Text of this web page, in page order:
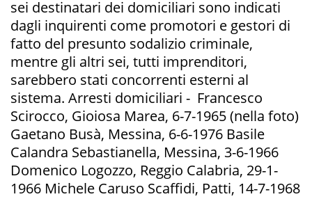
sei destinatari dei domiciliari sono indicati
dagli inquirenti come promotori e gestori di
fatto del presunto sodalizio criminale,
mentre gli altri sei, tutti imprenditori,
sarebbero stati concorrenti esterni al
sistema. Arresti domiciliari - Francesco
Scirocco, Gioiosa Marea, 6-7-1965 (nella foto)
Gaetano Busà, Messina, 6-6-1976 Basile
Calandra Sebastianella, Messina, 3-6-1966
Domenico Logozzo, Reggio Calabria, 29-1-
1966 Michele Caruso Scaffidi, Patti, 14-7-1968